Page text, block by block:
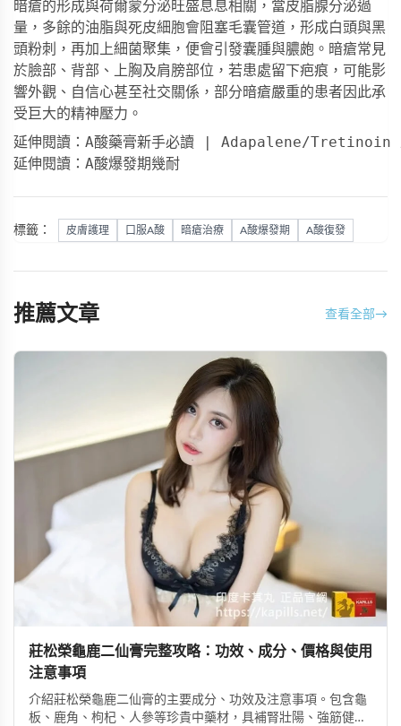
暗瘡的形成與荷爾蒙分泌旺盛息息相關，當皮脂腺分泌過
量，多餘的油脂與死皮細胞會阻塞毛囊管道，形成白頭與黑
頭粉刺，再加上細菌聚集，便會引發囊腫與膿皰。暗瘡常見
於臉部、背部、上胸及肩膀部位，若患處留下疤痕，可能影
響外觀、自信心甚至社交關係，部分暗瘡嚴重的患者因此承
受巨大的精神壓力。
延伸閱讀：A酸藥膏新手必讀 | Adapalene/Tretinoin
延伸閱讀：A酸爆發期幾耐
標籤： 皮膚護理 口服A酸 暗瘡治療 A酸爆發期 A酸復發
推薦文章 查看全部→
莊松榮龜鹿二仙膏完整攻略：功效、成分、價格與使用
注意事項
介紹莊松榮龜鹿二仙膏的主要成分、功效及注意事項。包含龜
板、鹿角、枸杞、人參等珍貴中藥材，具補腎壯陽、強筋健